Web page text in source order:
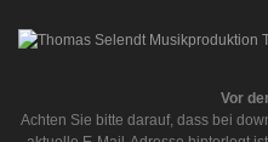
Vor
Achten Sie bitte darauf, dass bei